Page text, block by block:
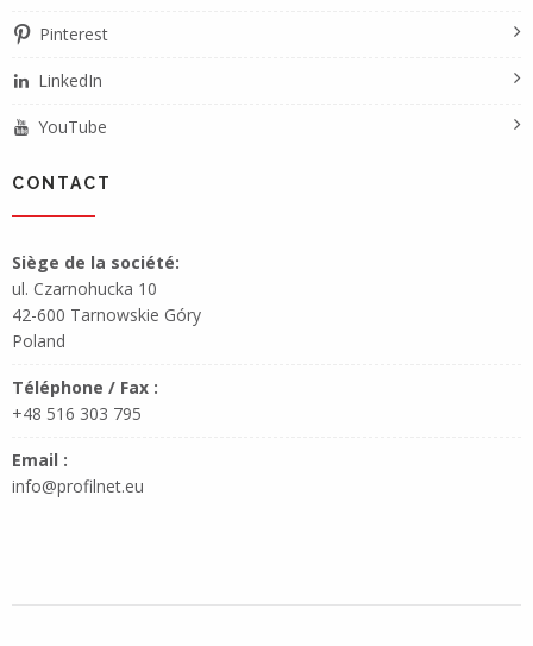
Pinterest
LinkedIn
YouTube
CONTACT
Siège de la société:
ul. Czarnohucka 10
42-600 Tarnowskie Góry
Poland
Téléphone / Fax :
+48 516 303 795
Email :
info@profilnet.eu